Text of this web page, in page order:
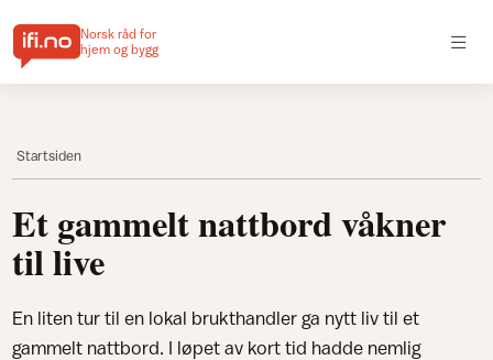
Norsk råd for
hjem og bygg
Startsiden
Et gammelt nattbord våkner
til live
En liten tur til en lokal brukthandler ga nytt liv til et
gammelt nattbord. I løpet av kort tid hadde nemlig